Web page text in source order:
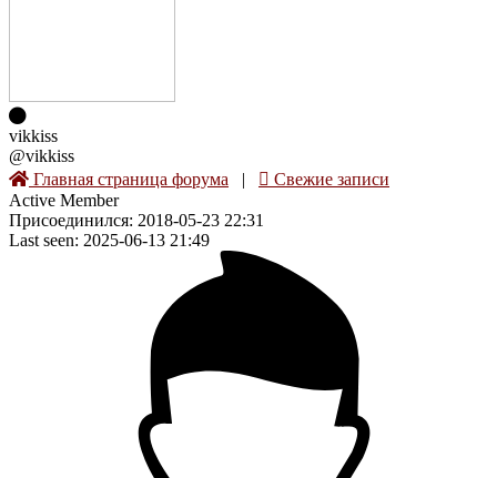
vikkiss
@vikkiss
Главная страница форума |
Свежие записи
Active Member
Присоединился: 2018-05-23 22:31
Last seen: 2025-06-13 21:49